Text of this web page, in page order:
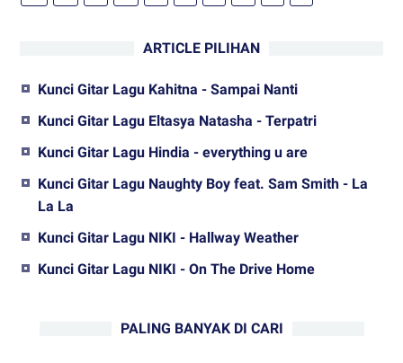
ARTICLE PILIHAN
Kunci Gitar Lagu Kahitna - Sampai Nanti
Kunci Gitar Lagu Eltasya Natasha - Terpatri
Kunci Gitar Lagu Hindia - everything u are
Kunci Gitar Lagu Naughty Boy feat. Sam Smith - La
La La
Kunci Gitar Lagu NIKI - Hallway Weather
Kunci Gitar Lagu NIKI - On The Drive Home
PALING BANYAK DI CARI